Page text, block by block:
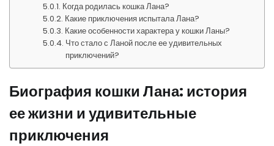
Когда родилась кошка Лана?
Какие приключения испытала Лана?
Какие особенности характера у кошки Ланы?
Что стало с Ланой после ее удивительных
приключений?
Биография кошки Лана: история
ее жизни и удивительные
приключения